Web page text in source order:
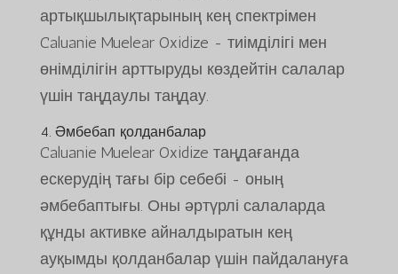
артықшылықтарының кең спектрімен
Caluanie Muelear Oxidize - тиімділігі мен
өнімділігін арттыруды көздейтін салалар
үшін таңдаулы таңдау.
4. Әмбебап қолданбалар
Caluanie Muelear Oxidize таңдағанда
ескерудің тағы бір себебі - оның
әмбебаптығы. Оны әртүрлі салаларда
құнды активке айналдыратын кең
ауқымды қолданбалар үшін пайдалануға